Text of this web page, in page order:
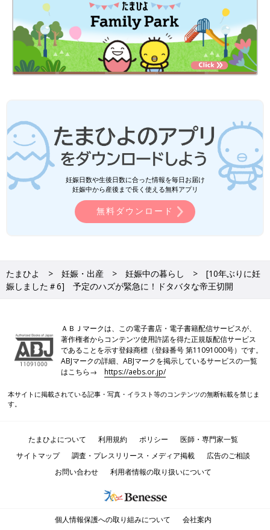
妊娠日数や生後日数に合った情報を毎日お届け
妊娠中から産後まで長く使える無料アプリ
無料ダウンロード
たまひよ 妊娠・出産 妊娠中の暮らし
[10年ぶりに妊
娠しました＃6] 予定のハズが緊急に！ドタバタな帝王切開
ＡＢＪマークは、この電子書店・電子書籍配信サービスが、
著作権者からコンテンツ使用許諾を得た正規版配信サービス
であることを示す登録商標（登録番号 第11091000号）です。
ABJマークの詳細、ABJマークを掲示しているサービスの一覧
はこちら→https://aebs.or.jp/
本サイトに掲載されている記事・写真・イラスト等のコンテンツの無断転載を禁じま
す。
たまひよについて 利用規約 ポリシー
医師・専門家一覧
サイトマップ
調査・プレスリリース・メディア掲載
広告のご相談
お問い合わせ
利用者情報の取り扱いについて
個人情報保護への取り組みについて 会社案内